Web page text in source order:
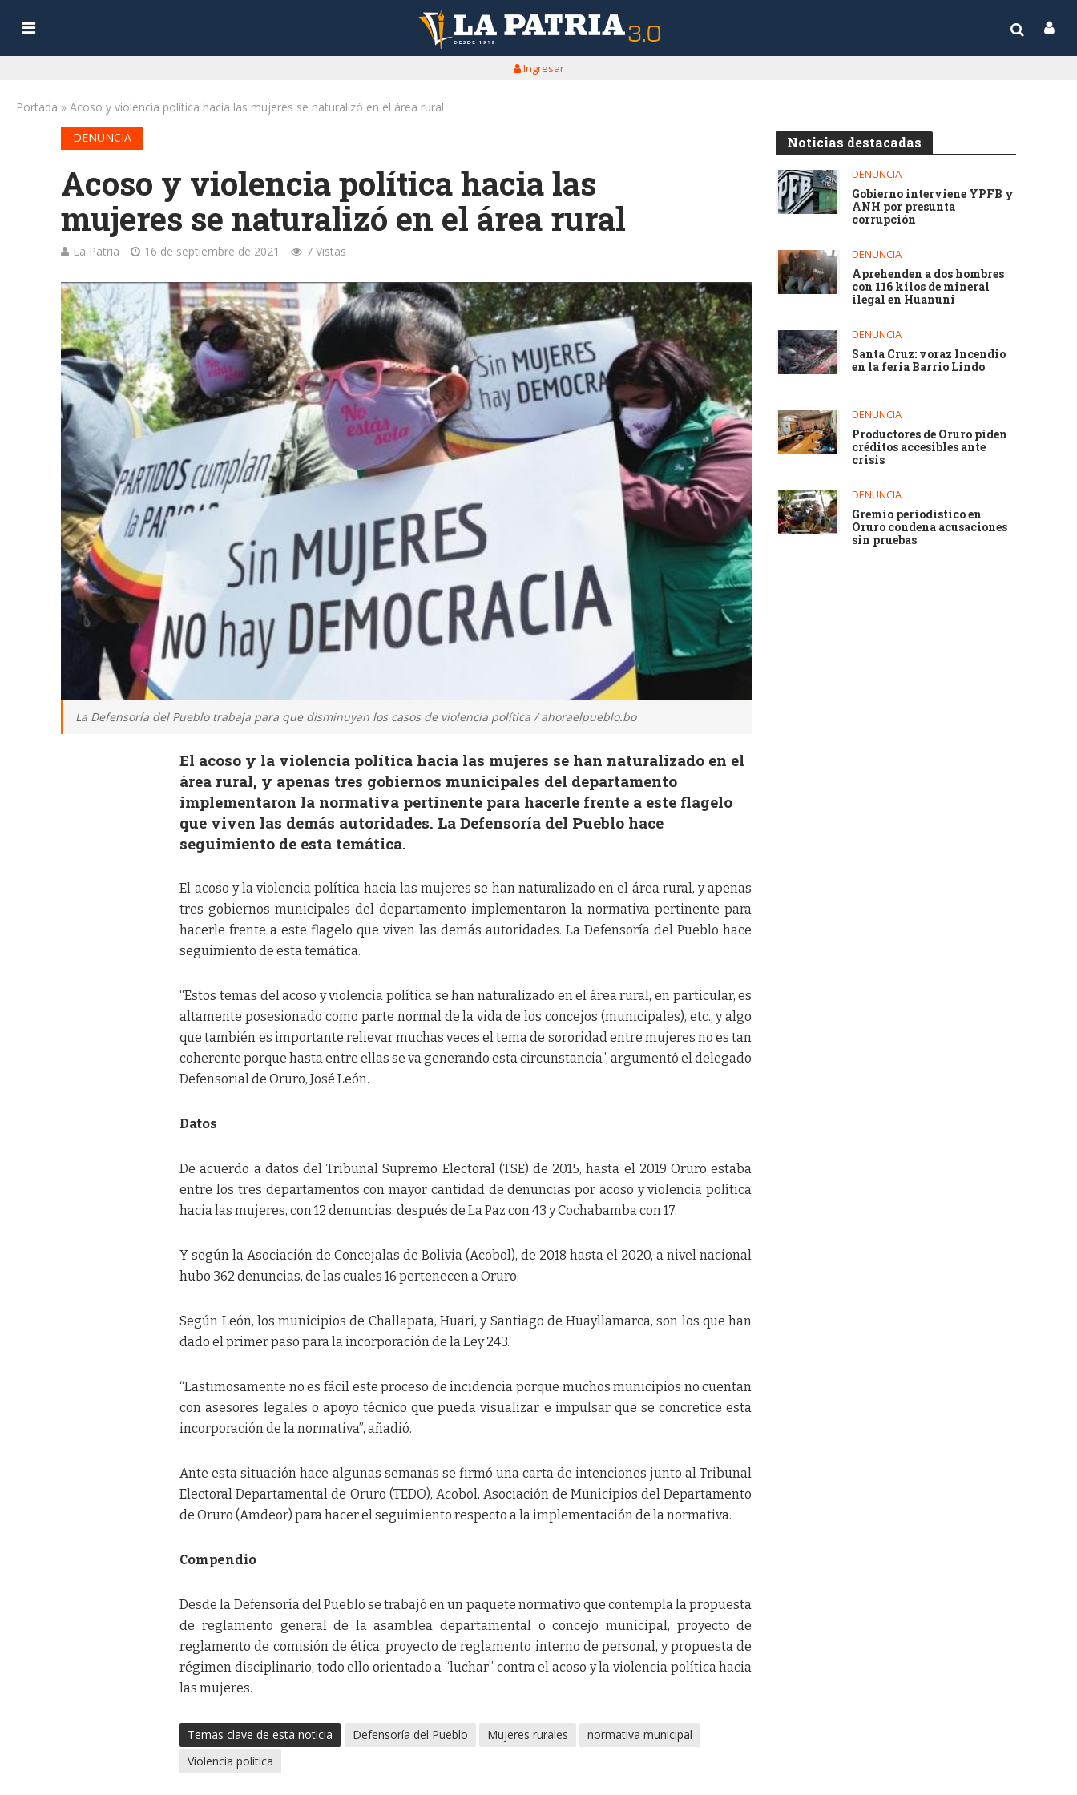
Ingresar
Portada » Acoso y violencia política hacia las mujeres se naturalizó en el área rural
DENUNCIA
Acoso y violencia política hacia las
mujeres se naturalizó en el área rural
La Patria 16 de septiembre de 2021 7 Vistas
La Defensoría del Pueblo trabaja para que disminuyan los casos de violencia política / ahoraelpueblo.bo
El acoso y la violencia política hacia las mujeres se han naturalizado en el
área rural, y apenas tres gobiernos municipales del departamento
implementaron la normativa pertinente para hacerle frente a este flagelo
que viven las demás autoridades. La Defensoría del Pueblo hace
seguimiento de esta temática.
El acoso y la violencia política hacia las mujeres se han naturalizado en el área rural, y apenas
tres gobiernos municipales del departamento implementaron la normativa pertinente para
hacerle frente a este flagelo que viven las demás autoridades. La Defensoría del Pueblo hace
seguimiento de esta temática.
“Estos temas del acoso y violencia política se han naturalizado en el área rural, en particular, es
altamente posesionado como parte normal de la vida de los concejos (municipales), etc., y algo
que también es importante relievar muchas veces el tema de sororidad entre mujeres no es tan
coherente porque hasta entre ellas se va generando esta circunstancia”, argumentó el delegado
Defensorial de Oruro, José León.
Datos
De acuerdo a datos del Tribunal Supremo Electoral (TSE) de 2015, hasta el 2019 Oruro estaba
entre los tres departamentos con mayor cantidad de denuncias por acoso y violencia política
hacia las mujeres, con 12 denuncias, después de La Paz con 43 y Cochabamba con 17.
Y según la Asociación de Concejalas de Bolivia (Acobol), de 2018 hasta el 2020, a nivel nacional
hubo 362 denuncias, de las cuales 16 pertenecen a Oruro.
Según León, los municipios de Challapata, Huari, y Santiago de Huayllamarca, son los que han
dado el primer paso para la incorporación de la Ley 243.
“Lastimosamente no es fácil este proceso de incidencia porque muchos municipios no cuentan
con asesores legales o apoyo técnico que pueda visualizar e impulsar que se concretice esta
incorporación de la normativa”, añadió.
Ante esta situación hace algunas semanas se firmó una carta de intenciones junto al Tribunal
Electoral Departamental de Oruro (TEDO), Acobol, Asociación de Municipios del Departamento
de Oruro (Amdeor) para hacer el seguimiento respecto a la implementación de la normativa.
Compendio
Desde la Defensoría del Pueblo se trabajó en un paquete normativo que contempla la propuesta
de reglamento general de la asamblea departamental o concejo municipal, proyecto de
reglamento de comisión de ética, proyecto de reglamento interno de personal, y propuesta de
régimen disciplinario, todo ello orientado a “luchar” contra el acoso y la violencia política hacia
las mujeres.
Temas clave de esta noticia Defensoría del Pueblo Mujeres rurales
normativa municipal
Violencia política
Noticias destacadas
DENUNCIA
Gobierno interviene YPFB y
ANH por presunta
corrupción
DENUNCIA
Aprehenden a dos hombres
con 116 kilos de mineral
ilegal en Huanuni
DENUNCIA
Santa Cruz: voraz Incendio
en la feria Barrio Lindo
DENUNCIA
Productores de Oruro piden
créditos accesibles ante
crisis
DENUNCIA
Gremio periodístico en
Oruro condena acusaciones
sin pruebas